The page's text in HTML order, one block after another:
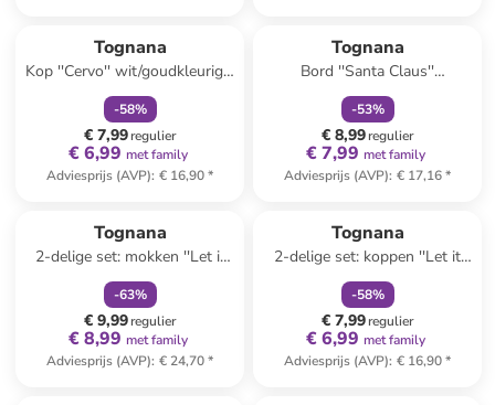
Tognana
Kop ''Cervo'' wit/goudkleurig -
330 ml
-58%
€ 7,99regulier
€ 6,99 met family
Adviesprijs (AVP): € 16,90*
Tognana
Bord ''Santa Claus''
rood/wit/groen - Ø 30 cm
-53%
€ 8,99regulier
€ 7,99 met family
Adviesprijs (AVP): € 17,16*
Tognana
2-delige set: mokken ''Let it
Snow'' wit/meerkleurig - 360
ml
-63%
€ 9,99regulier
€ 8,99 met family
Adviesprijs (AVP): € 24,70*
Tognana
2-delige set: koppen ''Let it
Snow'' wit/rood/groen - 350
ml
-58%
€ 7,99regulier
€ 6,99 met family
Adviesprijs (AVP): € 16,90*